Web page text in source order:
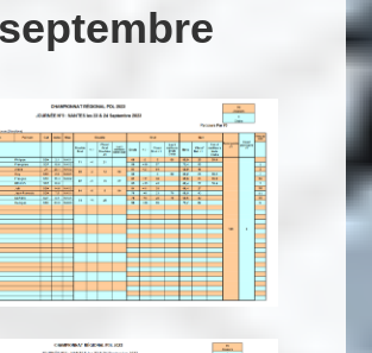
septembre